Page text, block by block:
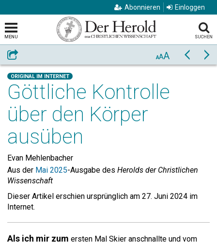
Abonnieren Einloggen
MENU SUCHEN
Weiterempfehlen AAA Zurück
ORIGINAL IM INTERNET
Göttliche Kontrolle
über den Körper
ausüben
Evan Mehlenbacher
Aus der Mai 2025-Ausgabe des Herolds der Christlichen
Wissenschaft
Dieser Artikel erschien ursprünglich am 27. Juni 2024 im
Internet.
Als ich mir zum ersten Mal Skier anschnallte und vom